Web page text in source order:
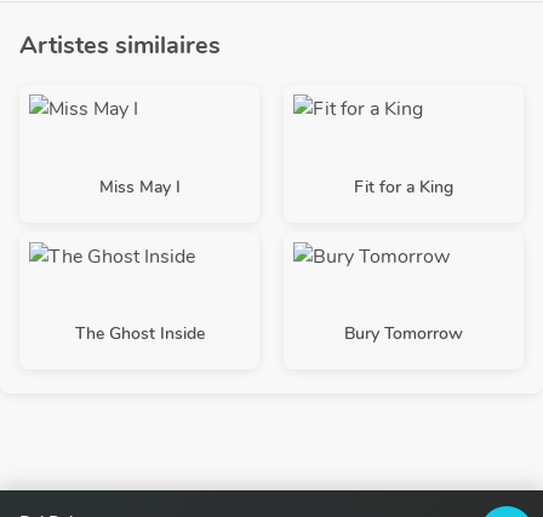
Artistes similaires
Miss May I Fit for a King
The Ghost Inside Bury Tomorrow